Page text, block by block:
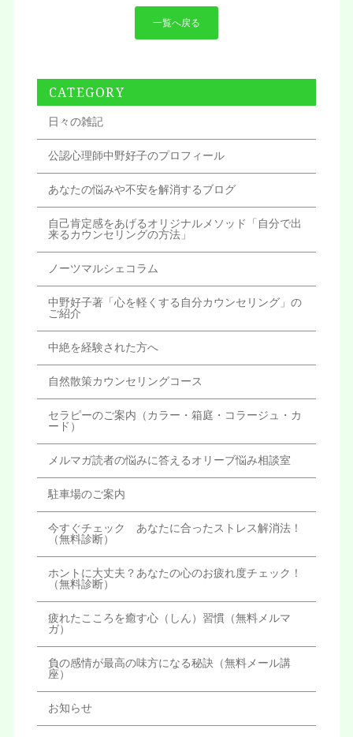
一覧へ戻る
CATEGORY
日々の雑記
公認心理師中野好子のプロフィール
あなたの悩みや不安を解消するブログ
自己肯定感をあげるオリジナルメソッド「自分で出
来るカウンセリングの方法」
ノーツマルシェコラム
中野好子著「心を軽くする自分カウンセリング」の
ご紹介
中絶を経験された方へ
自然散策カウンセリングコース
セラピーのご案内（カラー・箱庭・コラージュ・カ
ード）
メルマガ読者の悩みに答えるオリーブ悩み相談室
駐車場のご案内
今すぐチェック あなたに合ったストレス解消法！
（無料診断）
ホントに大丈夫？あなたの心のお疲れ度チェック！
（無料診断）
疲れたこころを癒す心（しん）習慣（無料メルマ
ガ）
負の感情が最高の味方になる秘訣（無料メール講
座）
お知らせ